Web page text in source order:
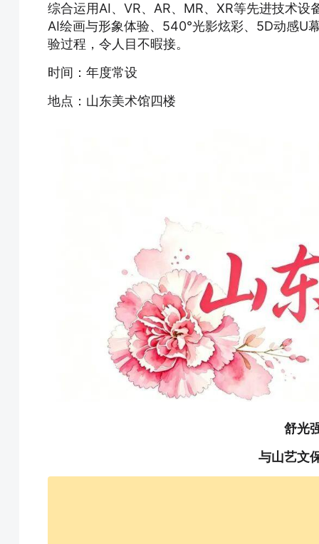
综合运用AI、VR、AR、MR、XR等先进技术
AI绘画与形象体验、540°光影炫彩、5D动感
验过程，令人目不暇接。
时间：年度常设
地点：山东美术馆四楼
舒光
与山艺文